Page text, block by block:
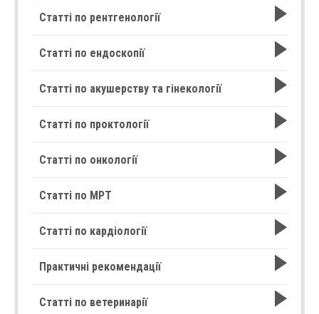
Статті по рентгенології
Статті по ендоскопії
Статті по акушерству та гінекології
Статті по проктології
Статті по онкології
Статті по МРТ
Статті по кардіології
Практичні рекомендації
Статті по ветеринарії